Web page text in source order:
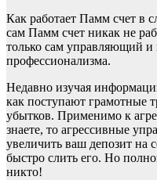
Как работает Памм счет в
сам Памм счет никак не
только сам управляющий и
профессионализма.
Недавно изучая
как поступают грамотные
убытков. Применимо к
знаете, то агрессивные
увеличить ваш депозит на
быстро слить его. Но
никто!